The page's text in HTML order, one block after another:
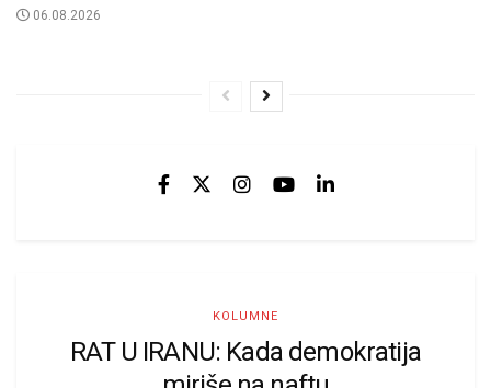
06.08.2026
KOLUMNE
RAT U IRANU: Kada demokratija